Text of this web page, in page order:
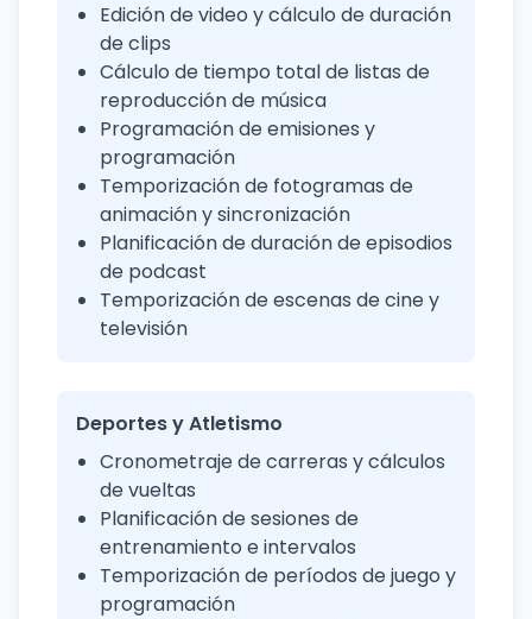
Edición de video y cálculo de duración
de clips
Cálculo de tiempo total de listas de
reproducción de música
Programación de emisiones y
programación
Temporización de fotogramas de
animación y sincronización
Planificación de duración de episodios
de podcast
Temporización de escenas de cine y
televisión
Deportes y Atletismo
Cronometraje de carreras y cálculos
de vueltas
Planificación de sesiones de
entrenamiento e intervalos
Temporización de períodos de juego y
programación